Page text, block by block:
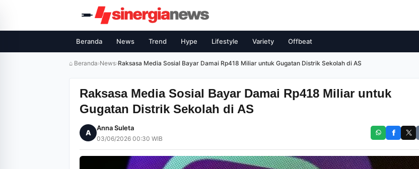
Beranda News Trend Hype Lifestyle Variety Offbeat
⌂ Beranda›News›Raksasa Media Sosial Bayar Damai Rp418 Miliar untuk Gugatan Distrik Sekolah di AS
Raksasa Media Sosial Bayar Damai Rp418 Miliar untuk
Gugatan Distrik Sekolah di AS
A
Anna Suleta
03/06/2026 00:30 WIB